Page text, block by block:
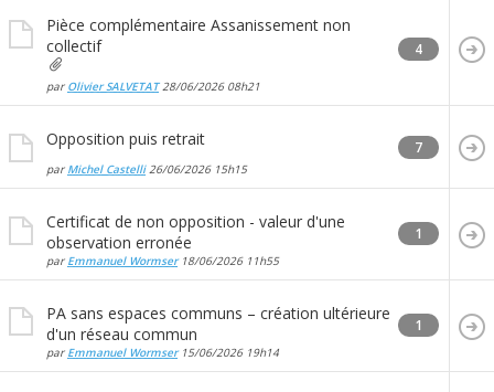
Pièce complémentaire Assanissement non
collectif
par Olivier SALVETAT28/06/2026 08h21
4
Opposition puis retrait
par Michel Castelli26/06/2026 15h15
7
Certificat de non opposition - valeur d'une
observation erronée
par Emmanuel Wormser18/06/2026 11h55
1
PA sans espaces communs – création ultérieure
d'un réseau commun
par Emmanuel Wormser15/06/2026 19h14
1